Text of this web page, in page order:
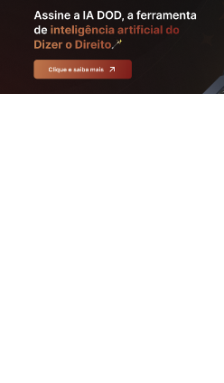
JURISPRUDÊNCIA
INFORMATIVOS